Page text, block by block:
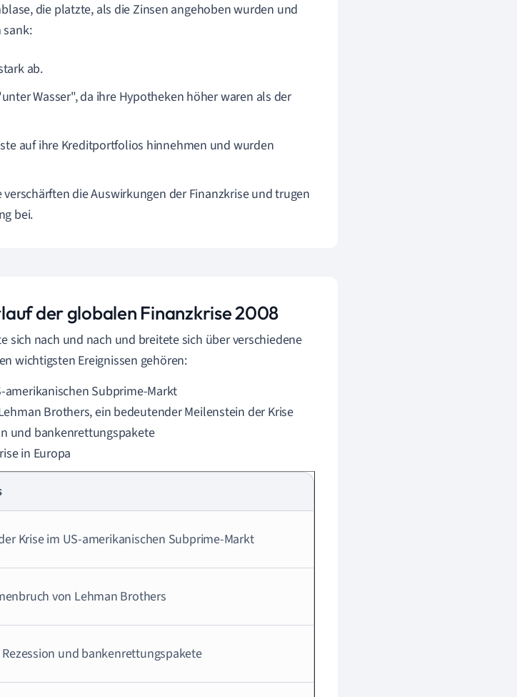
die platzte, als die Zinsen angehoben wurden und
ab.
Wasser", da ihre Hypotheken höher waren als der
auf ihre Kreditportfolios hinnehmen und wurden
die Auswirkungen der Finanzkrise und trugen
bei.
der globalen Finanzkrise 2008
sich nach und nach und breitete sich über verschiedene
wichtigsten Ereignissen gehören:
amerikanischen Subprime-Markt
Brothers, ein bedeutender Meilenstein der Krise
und bankenrettungspakete
in Europa
Krise im US-amerikanischen Subprime-Markt
von Lehman Brothers
und bankenrettungspakete